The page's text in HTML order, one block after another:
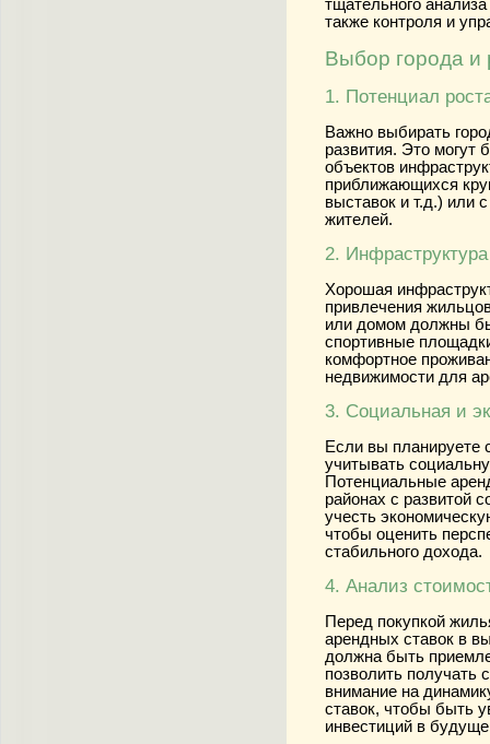
тщательного
также контроля и
Выбор города и
1. Потенциал
Важно выбирать
развития. Это могут
объектов
приближающихся
выставок и т.д.) или
жителей.
2.
Хорошая
привлечения
или домом должны
спортивные
комфортное
недвижимости для
3. Социальная и
Если вы планируете
учитывать
Потенциальные
районах с развитой
учесть
чтобы оценить
стабильного дохода.
4. Анализ
Перед покупкой
арендных ставок в
должна быть
позволить получать
внимание на
ставок, чтобы быть
инвестиций в